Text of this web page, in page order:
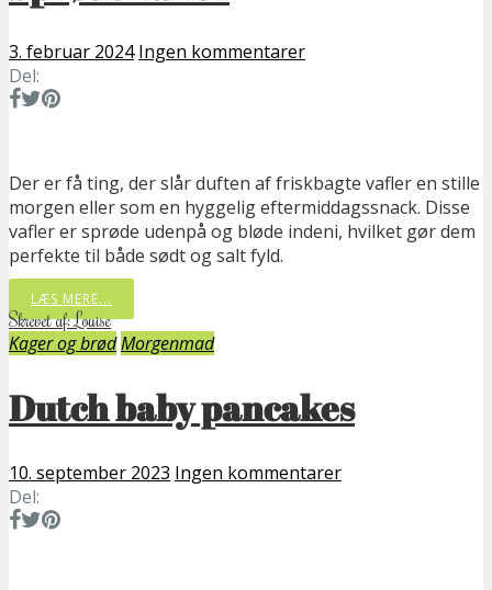
3. februar 2024 Ingen kommentarer
Del:
Der er få ting, der slår duften af friskbagte vafler en stille
morgen eller som en hyggelig eftermiddagssnack. Disse
vafler er sprøde udenpå og bløde indeni, hvilket gør dem
perfekte til både sødt og salt fyld.
LÆS MERE...
Skrevet af: Louise
Kager og brødMorgenmad
Dutch baby pancakes
10. september 2023 Ingen kommentarer
Del: